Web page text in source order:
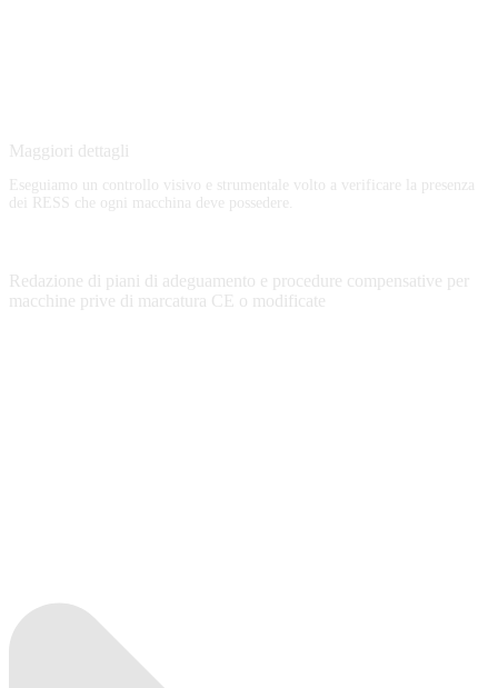
Maggiori dettagli
Eseguiamo un controllo visivo e strumentale volto a verificare la presenza
dei RESS che ogni macchina deve possedere.
Redazione di piani di adeguamento e procedure compensative per
macchine prive di marcatura CE o modificate